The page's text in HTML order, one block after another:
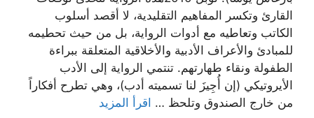
القارئ وتكسر المفاهيم التقليدية، لا أقصد أسلوب
الكاتب وتعاطيه مع أدوات الرواية، بل من حيث تحطيمه
للمبادئ والأعراف الأدبية والأخلاقية المتعلقة ببراءة
الطفولة ونقاء طهارتهم. تنتمي الرواية إلى الأدب
الأيروتيكي (إن أُجِيزَ لنا تسميته أدب)، وهي تطرح أفكاراً
من خارج الصندوق وتلحظ … اقرأ المزيد